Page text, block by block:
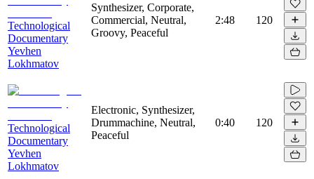
Technological
Documentary
Yevhen
Lokhmatov
Synthesizer, Corporate,
Commercial, Neutral,
Groovy, Peaceful
2:48 120
Technological
Documentary
Yevhen
Lokhmatov
Electronic, Synthesizer,
Drummachine, Neutral,
Peaceful
0:40 120